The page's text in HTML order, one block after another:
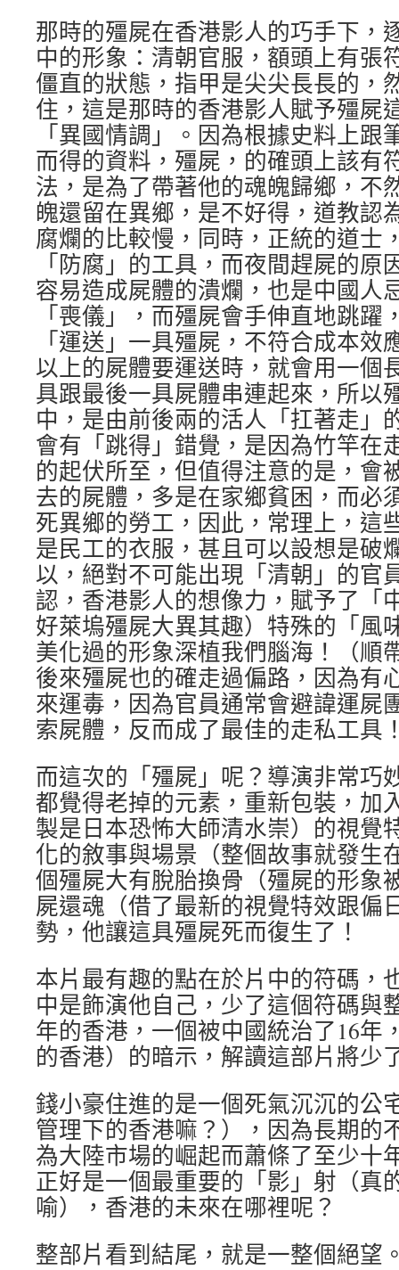
那時的殭屍在香港影人的巧手下，
中的形象：清朝官服，額頭上有張
僵直的狀態，指甲是尖尖長長的，
住，這是那時的香港影人賦予殭屍
「異國情調」。因為根據史料上跟
而得的資料，殭屍，的確頭上該有
法，是為了帶著他的魂魄歸鄉，不
魄還留在異鄉，是不好得，道教認
腐爛的比較慢，同時，正統的道士
「防腐」的工具，而夜間趕屍的原
容易造成屍體的潰爛，也是中國人
「喪儀」，而殭屍會手伸直地跳躍
「運送」一具殭屍，不符合成本效
以上的屍體要運送時，就會用一個
具跟最後一具屍體串連起來，所以
中，是由前後兩的活人「扛著走」
會有「跳得」錯覺，是因為竹竿在
的起伏所至，但值得注意的是，會
去的屍體，多是在家鄉貧困，而必
死異鄉的勞工，因此，常理上，這
是民工的衣服，甚且可以設想是破
以，絕對不可能出現「清朝」的官
認，香港影人的想像力，賦予了「
好萊塢殭屍大異其趣）特殊的「風
美化過的形象深植我們腦海！（順
後來殭屍也的確走過偏路，因為有
來運毒，因為官員通常會避諱運屍
索屍體，反而成了最佳的走私工具
而這次的「殭屍」呢？導演非常巧
都覺得老掉的元素，重新包裝，加
製是日本恐怖大師清水崇）的視覺
化的敘事與場景（整個故事就發生
個殭屍大有脫胎換骨（殭屍的形象
屍還魂（借了最新的視覺特效跟偏
勢，他讓這具殭屍死而復生了！
本片最有趣的點在於片中的符碼，
中是飾演他自己，少了這個符碼與
年的香港，一個被中國統治了16年
的香港）的暗示，解讀這部片將少
錢小豪住進的是一個死氣沉沉的公
管理下的香港嘛？），因為長期的
為大陸市場的崛起而蕭條了至少十
正好是一個最重要的「影」射（真
喻），香港的未來在哪裡呢？
整部片看到結尾，就是一整個絕望